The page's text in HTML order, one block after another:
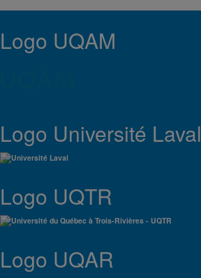
Logo UQAM
Logo Université Laval
Logo UQTR
Logo UQAR